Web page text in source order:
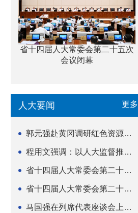
省十四届人大常委会第二十五次
会议闭幕
人大要闻 更多
郭元强赴黄冈调研红色资源保护传承立法等工作
程用文强调：以人大监督推动科技金融高质量发展
省十四届人大常委会第二十五次会议闭幕
省十四届人大常委会第二十五次会议举行
马国强在列席代表座谈会上强调 以精准履职筑牢荆楚...